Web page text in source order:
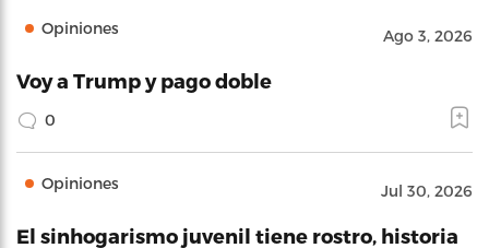
Opiniones Ago 3, 2026
Voy a Trump y pago doble
0
Opiniones Jul 30, 2026
El sinhogarismo juvenil tiene rostro, historia